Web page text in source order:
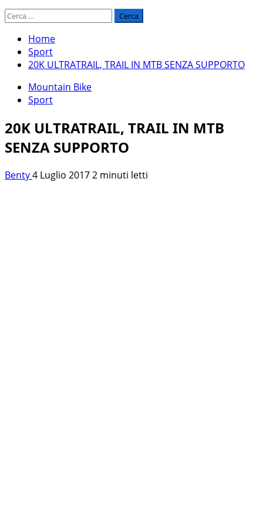
Ricerca
Home
Sport
20K ULTRATRAIL, TRAIL IN MTB SENZA SUPPORTO
Mountain Bike
Sport
20K ULTRATRAIL, TRAIL IN MTB
SENZA SUPPORTO
Benty4 Luglio 20172 minuti letti